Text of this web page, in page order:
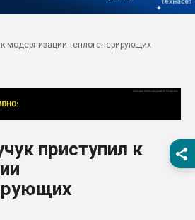
первый план в
28.07.2026
ситуацией на
к модернизации теплогенерирующих
приступил к